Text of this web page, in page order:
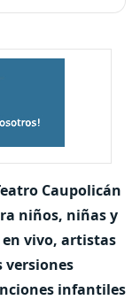
Caupolicán
niños, niñas y
vivo, artistas
versiones
infantiles